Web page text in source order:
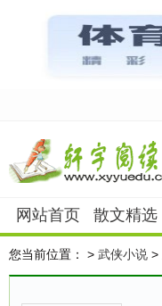
网站首页 散文精选
您当前位置： > 武侠小说 >